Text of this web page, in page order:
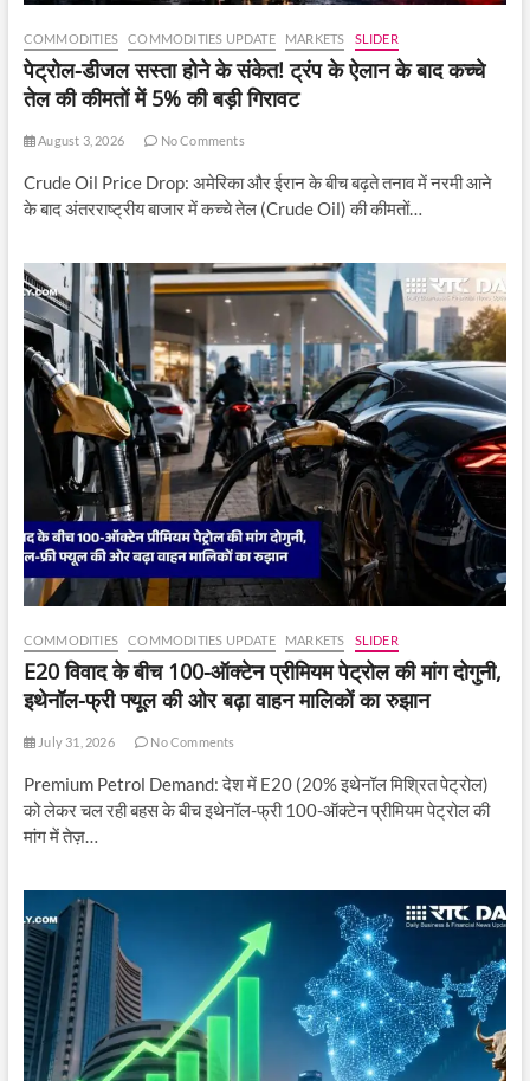
में
देखा
जा
रहा
COMMODITIES COMMODITIES UPDATE MARKETS SLIDER
पेट्रोल-डीजल सस्ता होने के संकेत! ट्रंप के ऐलान के बाद कच्चे
तेल की कीमतों में 5% की बड़ी गिरावट
August 3, 2026 No Comments
Crude Oil Price Drop: अमेरिका और ईरान के बीच बढ़ते तनाव में नरमी आने
के बाद अंतरराष्ट्रीय बाजार में कच्चे तेल (Crude Oil) की कीमतों…
COMMODITIES COMMODITIES UPDATE MARKETS SLIDER
E20 विवाद के बीच 100-ऑक्टेन प्रीमियम पेट्रोल की मांग दोगुनी,
इथेनॉल-फ्री फ्यूल की ओर बढ़ा वाहन मालिकों का रुझान
July 31, 2026 No Comments
Premium Petrol Demand: देश में E20 (20% इथेनॉल मिश्रित पेट्रोल)
को लेकर चल रही बहस के बीच इथेनॉल-फ्री 100-ऑक्टेन प्रीमियम पेट्रोल की
मांग में तेज़…